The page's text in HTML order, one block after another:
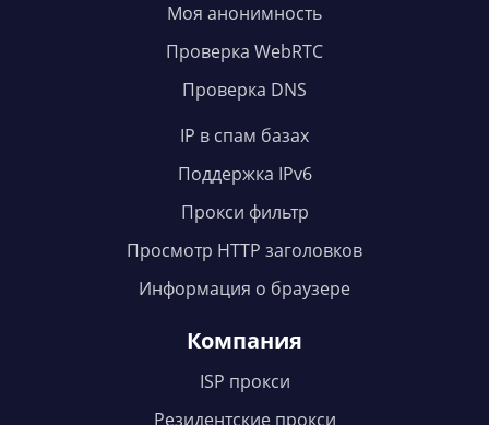
Моя анонимность
Проверка WebRTC
Проверка DNS
IP в спам базах
Поддержка IPv6
Прокси фильтр
Просмотр HTTP заголовков
Информация о браузере
Компания
ISP прокси
Резидентские прокси